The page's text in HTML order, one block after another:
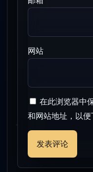
网站
在此浏览器中
和网站地址，以便